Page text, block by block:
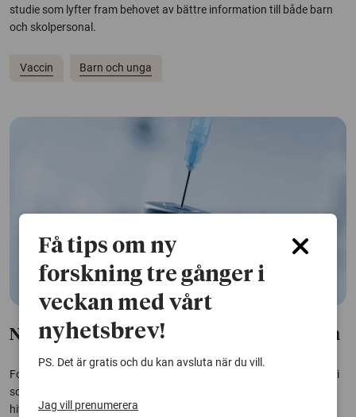
studie som lyfter fram behovet av bättre information till både barn
och skolpersonal.
Vaccin Barn och unga
Ny strategi testas för framtida hiv-vaccin
Forskare vid Karolinska institutet har utvecklat en ny vaccinstrategi
som lett till antikroppar med förmåga att neutralisera många olika
hiv-varianter. Studien ger ny kunskap om hur immunförsvaret kan
Få tips om ny
forskning tre gånger i
veckan med vårt
nyhetsbrev!
PS. Det är gratis och du kan avsluta när du vill.
Jag vill prenumerera